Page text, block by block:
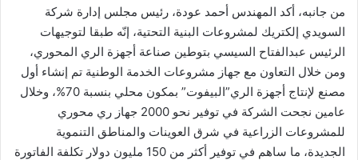
من جانبه، أكد المهندس أحمد عودة، رئيس مجلس إدارة شركة
السويدي إلكتريك لمشروعات البنية التحتية، إنّه طبقا لتوجيهات
الرئيس عبدالفتاح السيسي بتوطين صناعة أجهزة الري المحوري،
ومن خلال التعاون مع جهاز مشروعات الخدمة الوطنية تم إنشاء أول
مصنع لإنتاج أجهزة الري”البيفوت” بمكون محلي بنسبة 70%، وخلال
عامين نجحت الشركة في توفير نحو 2000 جهاز ري محوري
للمشروعات الزراعية في شرق العوينات والمناطق التنموية
الجديدة، ما ساهم في توفير أكثر من 150 مليون دولار تكلفة الفاتورة